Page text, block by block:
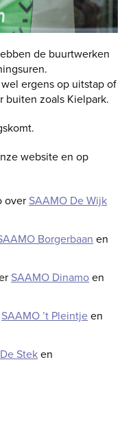
de buurtwerken
ergens op uitstap of
buiten zoals Kielpark.
website en op
over SAAMO De Wijk
Borgerbaan en
SAAMO Dinamoen
SAAMO ’t Pleintjeen
Steken